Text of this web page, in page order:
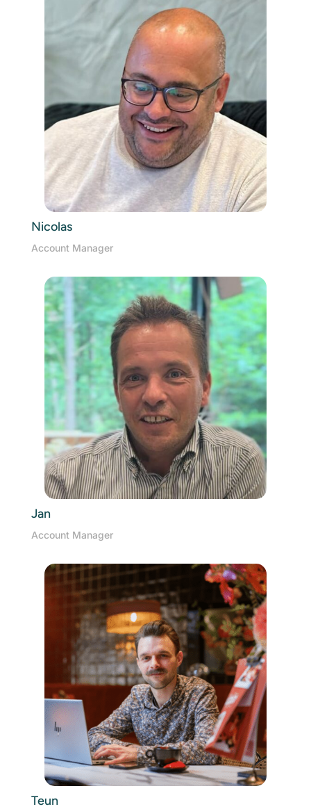
Nicolas
Account Manager
Jan
Account Manager
Teun